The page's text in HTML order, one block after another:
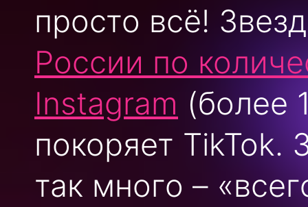
просто всё!
России по
Instagram (более
покоряет TikTok.
так много –